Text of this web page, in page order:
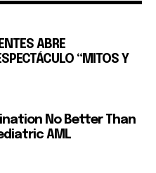
ABRE
“MITOS Y
No Better Than
AML